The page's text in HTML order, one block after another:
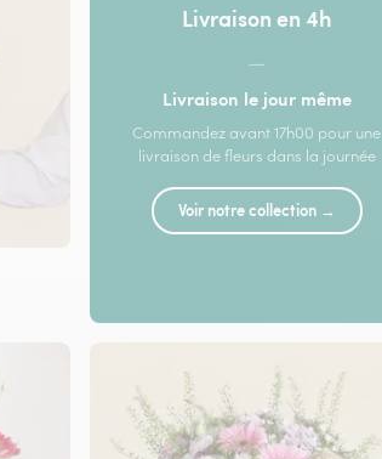
Livraison en 4h
—
Livraison le jour même
Commandez avant 17h00 pour une
livraison de fleurs dans la journée
Voir notre collection →